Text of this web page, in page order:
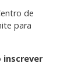
de
para
inscrever